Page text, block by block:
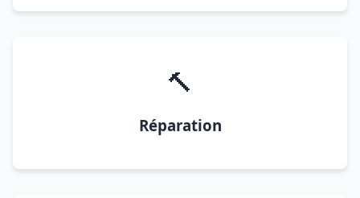
🔨
Réparation